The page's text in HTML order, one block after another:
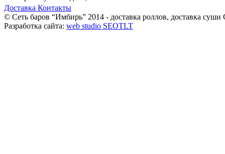
Доставка Контакты
© Сеть баров “Имбирь” 2014 - доставка роллов, доставка суши
Разработка сайта: web studio SEOTLT